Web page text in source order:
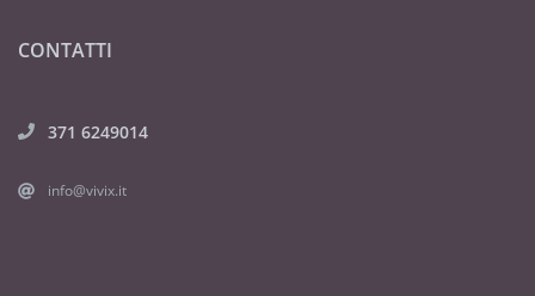
CONTATTI
371 6249014
info@vivix.it